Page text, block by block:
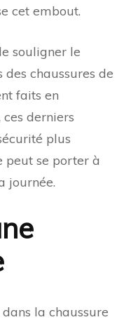
cet embout.
souligner le
chaussures de
faits en
derniers
plus
peut se porter à
journée.
dans la chaussure